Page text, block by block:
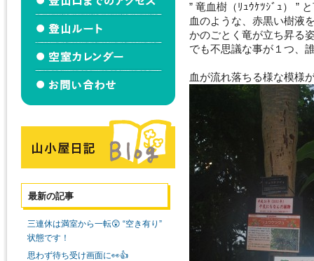
” 竜血樹（ﾘｭｳｹﾂｼﾞｭ） ”
血のような、赤黒い樹液
かのごとく竜が立ち昇る
でも不思議な事が１つ、
血が流れ落ちる様な模様
最新の記事
三連休は満室から一転😲 “空き有り”
状態です！
思わず待ち受け画面に👀👍